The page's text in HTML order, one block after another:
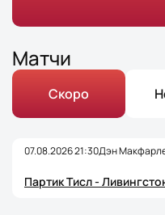
Матчи
Скоро
07.08.2026 21:30Дэн
Партик Тисл -